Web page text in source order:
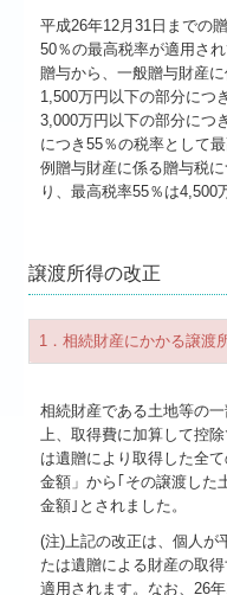
平成26年12月31日までの
50％の最高税率が適用さ
贈与から、一般贈与財産
1,500万円以下の部分につ
3,000万円以下の部分につ
につき55％の税率として
例贈与財産に係る贈与税
り、最高税率55％は4,500
譲渡所得の改正
1．相続財産にかかる譲渡
相続財産である土地等の
上、取得費に加算して控
は遺贈により取得した全
金額」から｢その譲渡した
金額｣とされました。
(注)上記の改正は、個人が
たは遺贈による財産の取
適用されます。なお、26